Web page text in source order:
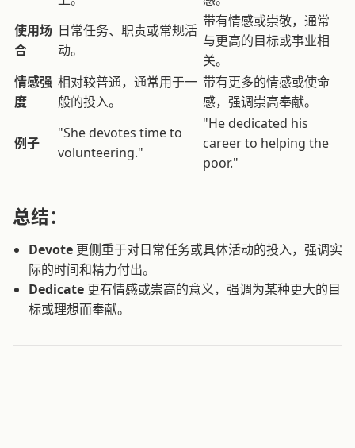
使用场
合
日常任务、职责或常规活
动。
带有情感或崇敬，通常
与更高的目标或事业相
关。
情感强
度
相对较普通，通常用于一
般的投入。
带有更多的情感或使命
感，强调崇高奉献。
例子
"She devotes time to
volunteering."
"He dedicated his
career to helping the
poor."
总结：
Devote 更侧重于对日常任务或具体活动的投入，强调实
际的时间和精力付出。
Dedicate 更有情感或崇高的意义，强调为某种更大的目
标或理想而奉献。